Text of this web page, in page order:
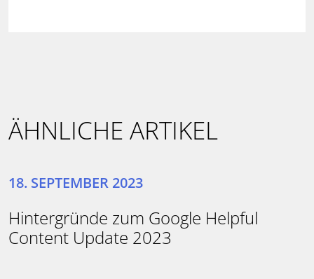
ÄHNLICHE ARTIKEL
18. SEPTEMBER 2023
Hintergründe zum Google Helpful
Content Update 2023